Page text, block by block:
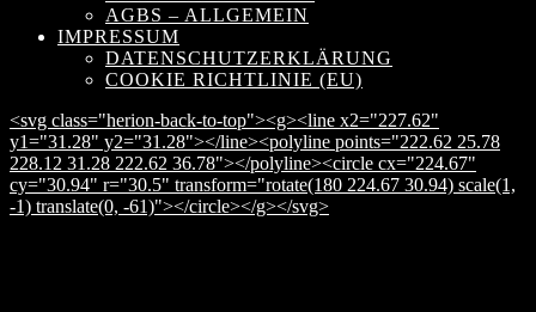
AGBS – ALLGEMEIN
IMPRESSUM
DATENSCHUTZERKLÄRUNG
COOKIE RICHTLINIE (EU)
<svg class="herion-back-to-top"><g><line x2="227.62"
y1="31.28" y2="31.28"></line><polyline points="222.62 25.78
228.12 31.28 222.62 36.78"></polyline><circle cx="224.67"
cy="30.94" r="30.5" transform="rotate(180 224.67 30.94) scale(1,
-1) translate(0, -61)"></circle></g></svg>